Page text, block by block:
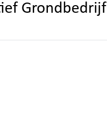
Grondbedrijf